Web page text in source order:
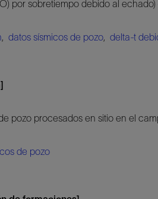
por sobretiempo debido al
, datos sísmicos de pozo, delta-t
pozo procesados en sitio en el
de pozo